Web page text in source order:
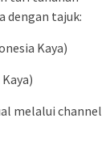
dengan tajuk:
Kaya)
melalui channel